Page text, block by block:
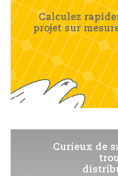
Calculez
projet sur
Curieux de